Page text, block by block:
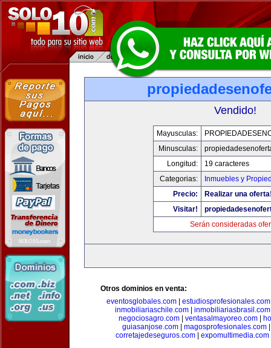
Vendido!
Mayusculas:
Minusculas:
Longitud:
19 caracteres
Categorias:
Inmuebles y
Precio:
Realizar una
Visitar!
Serán consideradas
Otros dominios en venta:
eventosglobales.com| estudiosprofesionales.com
inmobiliariaschile.com| inmobiliariasbrasil.com
negociosagro.com
ventasalmayoreo.com
guiasanjose.com| magosprofesionales.com
corretajedeseguros.com
expomultimedia.com